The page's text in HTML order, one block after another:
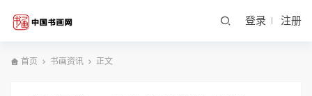
登录 注册
首页 书画资讯 正文